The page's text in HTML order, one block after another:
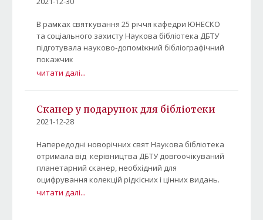
В рамках святкування 25 річчя кафедри ЮНЕСКО
та соціального захисту Наукова бібліотека ДБТУ
підготувала науково-допоміжний бібліографічний
покажчик
читати далі...
Сканер у подарунок для бібліотеки
2021-12-28
Напередодні новорічних свят Наукова бібліотека
отримала від керівництва ДБТУ довгоочікуваний
планетарний сканер, необхідний для
оцифрування колекцій рідкісних і цінних видань.
читати далі...